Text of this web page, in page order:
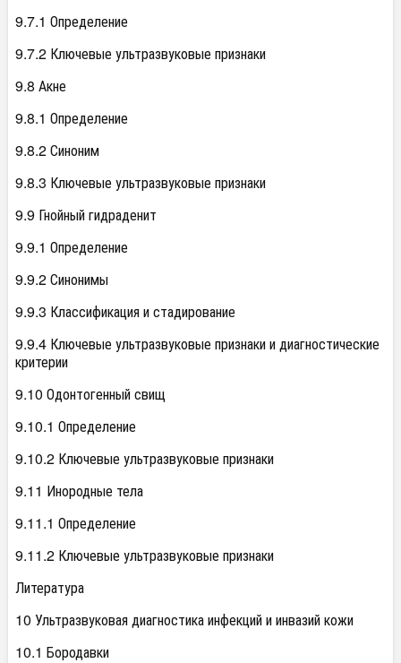
9.7.1 Определение
9.7.2 Ключевые ультразвуковые признаки
9.8 Акне
9.8.1 Определение
9.8.2 Синоним
9.8.3 Ключевые ультразвуковые признаки
9.9 Гнойный гидраденит
9.9.1 Определение
9.9.2 Синонимы
9.9.3 Классификация и стадирование
9.9.4 Ключевые ультразвуковые признаки и диагностические
критерии
9.10 Одонтогенный свищ
9.10.1 Определение
9.10.2 Ключевые ультразвуковые признаки
9.11 Инородные тела
9.11.1 Определение
9.11.2 Ключевые ультразвуковые признаки
Литература
10 Ультразвуковая диагностика инфекций и инвазий кожи
10.1 Бородавки